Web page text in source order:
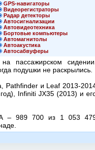
GPS-навигаторы
Видеорегистраторы
Радар детекторы
Автосигнализации
Автовидеотехника
Бортовые компьютеры
Автомагнитолы
Автоакустика
Автосабвуферы
пассажирском сидении.
подушки не раскрылись.
Pathfinder и Leaf 2013-
Infiniti JX35 (2013) и
– 989 700 из 1 053